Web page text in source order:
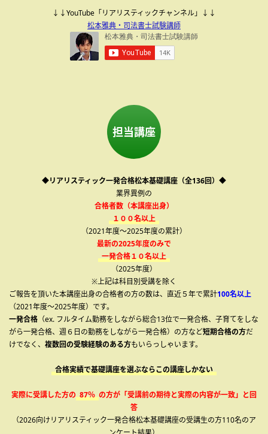
↓↓YouTube「リアリスティックチャンネル」↓↓
松本雅典・司法書士試験講師
担当講座
◆リアリスティック一発合格松本基礎講座（全136回）◆
業界異例の
合格者数（本講座出身）
１００名以上
（2021年度～2025年度の累計）
最新の2025年度のみで
一発合格１０名以上
（2025年度）
※上記は科目別受講を除く
ご報告を頂いた本講座出身の合格者の方の数は、直近５年で累計100名以上
（2021年度～2025年度）です。
一発合格 （ex. フルタイム勤務をしながら総合13位で一発合格、子育てをしな
がら一発合格、週６日の勤務をしながら一発合格）の方など短期合格の方だ
けでなく、 複数回の受験経験のある方もいらっしゃいます。
合格実績で基礎講座を選ぶならこの講座しかない
実際に受講した方の 87％ の方が「受講前の期待と実際の内容が一致」と回
答
（2026向けリアリスティック一発合格松本基礎講座の受講生の方110名のア